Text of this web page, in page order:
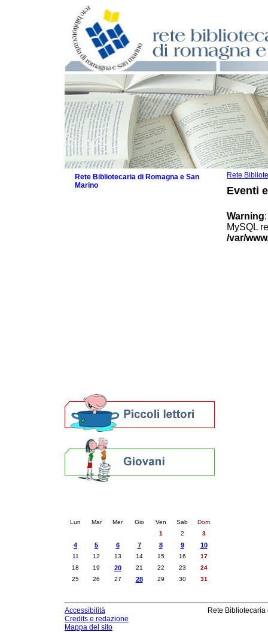
Rete
Eventi
Warning
MySQL
/var/
Rete Bibliotecaria di Romagna e San
Marino
Lun Mar Mer Gio Ven Sab
Dom
1
2 3
4 5 6 7 8 9 10
11 12 13 14 15 16
17
18
19 20 21 22 23
24
25
26 27 28 29 30 31
Accessibilità
Credits e redazione
Mappa del sito
Rete